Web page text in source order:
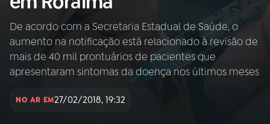
AO VIVO
INÍCIO
02A RÁDIO
De acordo com a Secretaria Estadual de Saúde, o
aumento na notificação está relacionado à revisão de
mais de 40 mil prontuários de pacientes que
apresentaram sintomas da doença nos últimos meses
NO AR EM27/02/2018, 19:32